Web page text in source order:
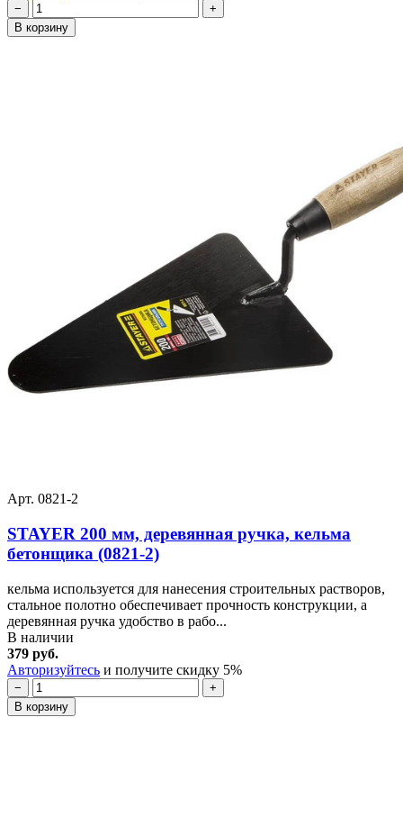
−
+
В корзину
Арт. 0821-2
STAYER 200 мм, деревянная ручка, кельма
бетонщика (0821-2)
кельма используется для нанесения строительных растворов,
стальное полотно обеспечивает прочность конструкции, а
деревянная ручка удобство в рабо...
В наличии
379 руб.
Авторизуйтесь и получите скидку 5%
−
+
В корзину